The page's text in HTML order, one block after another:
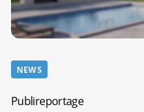
NEWS
Publireportage